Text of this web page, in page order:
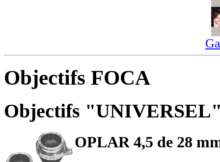
Objectifs FOCA
Objectifs
OPLAR 4,5 de 28